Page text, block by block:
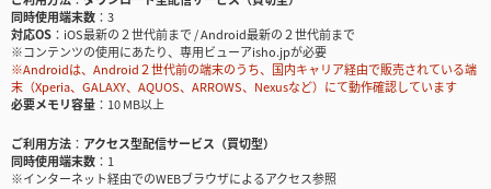
同時使用端末数
3
対応OS
iOS最新の２世代前まで / Android最新の２世代前まで
※コンテンツの使用にあたり、専用ビューアisho.jpが必要
※Androidは、Android２世代前の端末のうち、国内キャリア経由で販売されている端
末（Xperia、GALAXY、AQUOS、ARROWS、Nexusなど）にて動作確認しています
必要メモリ容量
10 MB以上
ご利用方法
アクセス型配信サービス（買切型）
同時使用端末数
1
※インターネット経由でのWEBブラウザによるアクセス参照